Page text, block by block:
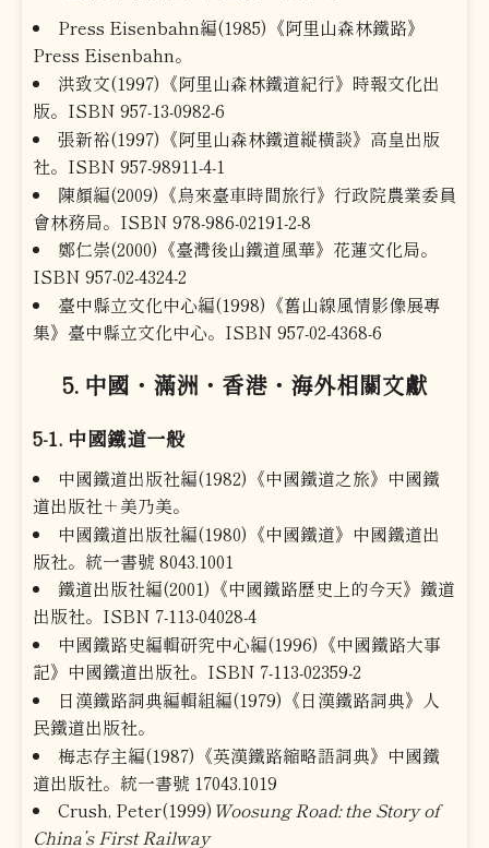
Press Eisenbahn編(1985)《阿里山森林鐵路》
Press Eisenbahn。
洪致文(1997)《阿里山森林鐵道紀行》時報文化出
版。ISBN 957-13-0982-6
張新裕(1997)《阿里山森林鐵道縱橫談》高皇出版
社。ISBN 957-98911-4-1
陳顏編(2009)《烏來臺車時間旅行》行政院農業委員
會林務局。ISBN 978-986-02191-2-8
鄭仁崇(2000)《臺灣後山鐵道風華》花蓮文化局。
ISBN 957-02-4324-2
臺中縣立文化中心編(1998)《舊山線風情影像展專
集》臺中縣立文化中心。ISBN 957-02-4368-6
5. 中國・滿洲・香港・海外相關文獻
5-1. 中國鐵道一般
中國鐵道出版社編(1982)《中國鐵道之旅》中國鐵
道出版社＋美乃美。
中國鐵道出版社編(1980)《中國鐵道》中國鐵道出
版社。統一書號 8043.1001
鐵道出版社編(2001)《中國鐵路歷史上的今天》鐵道
出版社。ISBN 7-113-04028-4
中國鐵路史編輯研究中心編(1996)《中國鐵路大事
記》中國鐵道出版社。ISBN 7-113-02359-2
日漢鐵路詞典編輯組編(1979)《日漢鐵路詞典》人
民鐵道出版社。
梅志存主編(1987)《英漢鐵路縮略語詞典》中國鐵
道出版社。統一書號 17043.1019
Crush, Peter(1999) Woosung Road: the Story of
China’s First Railway